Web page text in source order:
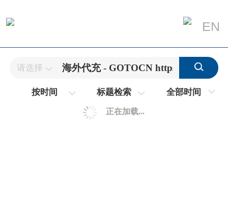
EN
请选择
按时间 标题检索 全部时间
正在加载...